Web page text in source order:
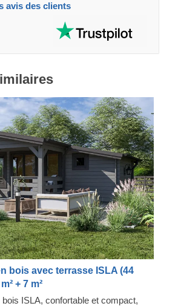
avis des clients
bois avec terrasse ISLA (44
+ 7 m²
bois ISLA, confortable et compact,